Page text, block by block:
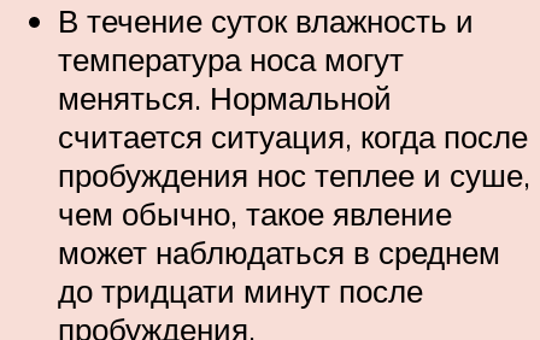
В течение суток влажность и
температура носа могут
меняться. Нормальной
считается ситуация, когда после
пробуждения нос теплее и суше,
чем обычно, такое явление
может наблюдаться в среднем
до тридцати минут после
пробуждения.